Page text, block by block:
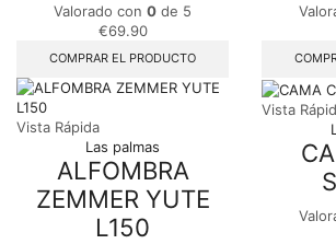
Valorado con 0 de 5
€69.90
COMPRAR EL PRODUCTO
Vista Rápida
Las palmas
ALFOMBRA
ZEMMER YUTE
L150
Vista